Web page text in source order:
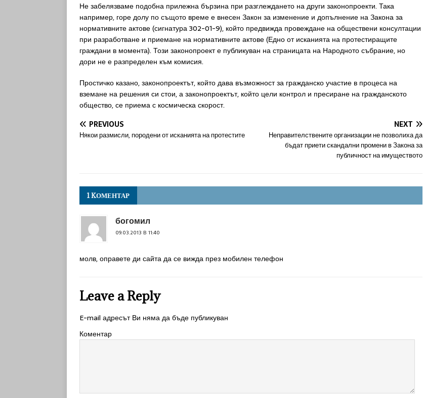
Не забелязваме подобна прилежна бързина при разглеждането на други законопроекти. Така
например, горе долу по същото време е внесен Закон за изменение и допълнение на Закона за
нормативните актове (сигнатура 302-01-9), който предвижда провеждане на обществени консултации
при разработване и приемане на нормативните актове (Едно от исканията на протестиращите
граждани в момента). Този законопроект е публикуван на страницата на Народното събрание, но
дори не е разпределен към комисия.
Простичко казано, законопроектът, който дава възможност за гражданско участие в процеса на
вземане на решения си стои, а законопроектът, който цели контрол и пресиране на гражданското
общество, се приема с космическа скорост.
PREVIOUS
Някои размисли, породени от исканията на протестите
NEXT
Неправителствените организации не позволиха да
бъдат приети скандални промени в Закона за
публичност на имуществото
1 KОМЕНТАР
богомил
09.03.2013 В 11:40
молв, оправете ди сайта да се вижда през мобилен телефон
Leave a Reply
E-mail адресът Ви няма да бъде публикуван
Коментар